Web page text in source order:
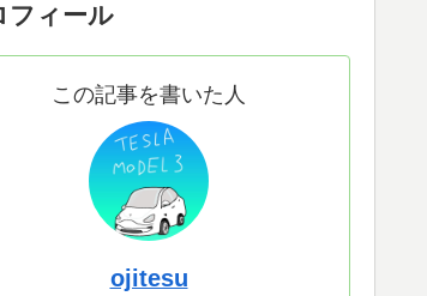
フィール
この記事を書いた人
ojitesu